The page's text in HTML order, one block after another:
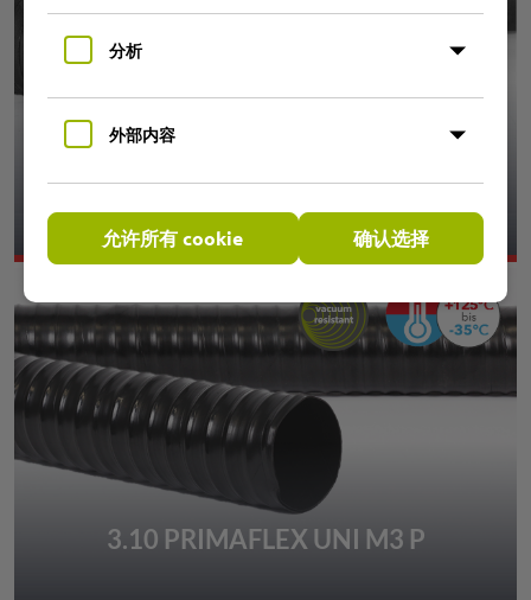
3.09 PRIMAFLEX UNI M2 P
3.10 PRIMAFLEX UNI M3 P
分析
外部内容
允许所有 cookie 确认选择